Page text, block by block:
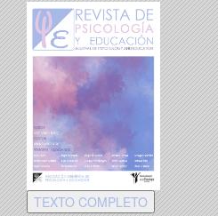
TEXTO COMPLETO